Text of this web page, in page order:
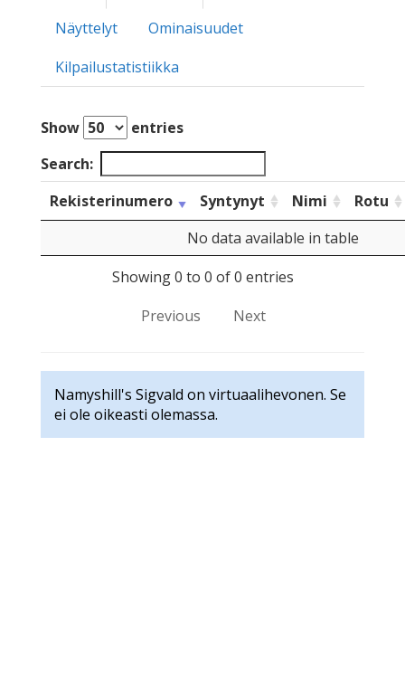
Näyttelyt
Ominaisuudet
Kilpailustatistiikka
Show
entries
Search:
Rekisterinumero
Syntynyt Nimi
Rotu
No data available in table
Showing 0 to 0 of 0 entries
Previous
Next
Namyshill's Sigvald on virtuaalihevonen. Se
ei ole oikeasti olemassa.